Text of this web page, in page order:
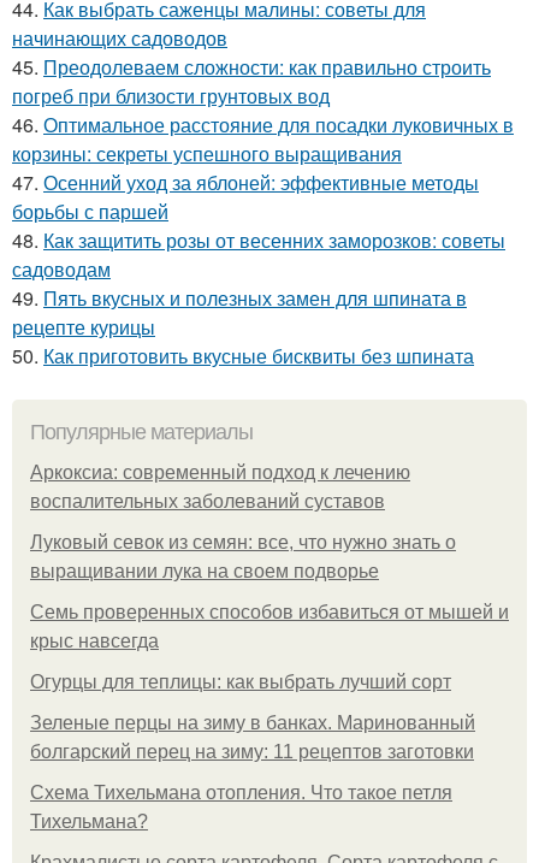
44. Как выбрать саженцы малины: советы для
начинающих садоводов
45. Преодолеваем сложности: как правильно строить
погреб при близости грунтовых вод
46. Оптимальное расстояние для посадки луковичных в
корзины: секреты успешного выращивания
47. Осенний уход за яблоней: эффективные методы
борьбы с паршей
48. Как защитить розы от весенних заморозков: советы
садоводам
49. Пять вкусных и полезных замен для шпината в
рецепте курицы
50. Как приготовить вкусные бисквиты без шпината
Популярные материалы
Аркоксиа: современный подход к лечению
воспалительных заболеваний суставов
Луковый севок из семян: все, что нужно знать о
выращивании лука на своем подворье
Семь проверенных способов избавиться от мышей и
крыс навсегда
Огурцы для теплицы: как выбрать лучший сорт
Зеленые перцы на зиму в банках. Маринованный
болгарский перец на зиму: 11 рецептов заготовки
Схема Тихельмана отопления. Что такое петля
Тихельмана?